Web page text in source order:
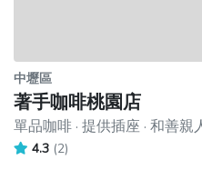
中壢區
著手咖啡桃園店
單品咖啡 · 提供插座 · 和善親
4.3 (2)